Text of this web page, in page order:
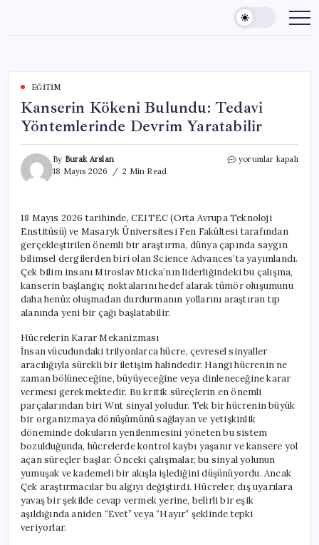
content
EĞITIM
Kanserin Kökeni Bulundu: Tedavi
Yöntemlerinde Devrim Yaratabilir
By Burak Arslan
18 Mayıs 2026
2 Min Read
Kanserin
Devrim
Yaratabilir
için
yorumlar kapalı
18 Mayıs 2026 tarihinde, CEITEC (Orta Avrupa Teknoloji
Enstitüsü) ve Masaryk Üniversitesi Fen Fakültesi tarafından
gerçekleştirilen önemli bir araştırma, dünya çapında saygın
bilimsel dergilerden biri olan Science Advances’ta yayımlandı.
Çek bilim insanı Miroslav Micka’nın liderliğindeki bu çalışma,
kanserin başlangıç noktalarını hedef alarak tümör oluşumunu
daha henüz oluşmadan durdurmanın yollarını araştıran tıp
alanında yeni bir çağı başlatabilir.
Hücrelerin Karar Mekanizması
İnsan vücudundaki trilyonlarca hücre, çevresel sinyaller
aracılığıyla sürekli bir iletişim halindedir. Hangi hücrenin ne
zaman bölüneceğine, büyüyeceğine veya dinleneceğine karar
vermesi gerekmektedir. Bu kritik süreçlerin en önemli
parçalarından biri Wnt sinyal yoludur. Tek bir hücrenin büyük
bir organizmaya dönüşümünü sağlayan ve yetişkinlik
döneminde dokuların yenilenmesini yöneten bu sistem
bozulduğunda, hücrelerde kontrol kaybı yaşanır ve kansere yol
açan süreçler başlar. Önceki çalışmalar, bu sinyal yolunun
yumuşak ve kademeli bir akışla işlediğini düşünüyordu. Ancak
Çek araştırmacılar bu algıyı değiştirdi. Hücreler, dış uyarılara
yavaş bir şekilde cevap vermek yerine, belirli bir eşik
aşıldığında aniden “Evet” veya “Hayır” şeklinde tepki
veriyorlar.